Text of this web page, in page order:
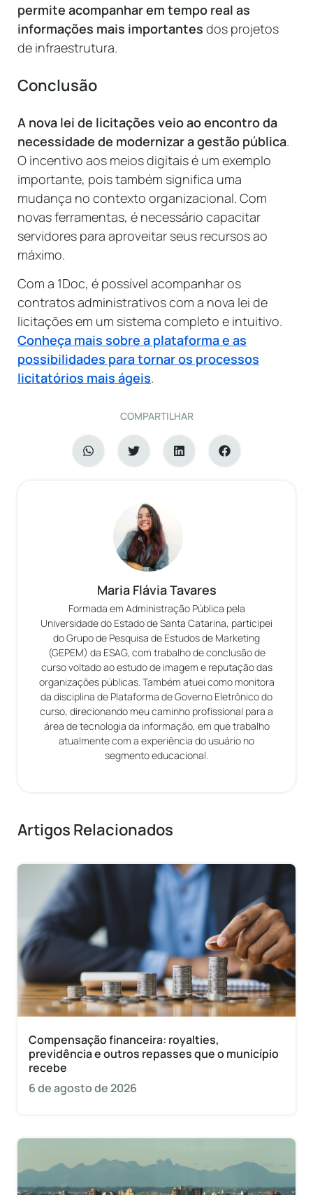
permite acompanhar em tempo real as
informações mais importantes dos projetos
de infraestrutura.
Conclusão
A nova lei de licitações veio ao encontro da
necessidade de modernizar a gestão pública.
O incentivo aos meios digitais é um exemplo
importante, pois também significa uma
mudança no contexto organizacional. Com
novas ferramentas, é necessário capacitar
servidores para aproveitar seus recursos ao
máximo.
Com a 1Doc, é possível acompanhar os
contratos administrativos com a nova lei de
licitações em um sistema completo e intuitivo.
Conheça mais sobre a plataforma e as
possibilidades para tornar os processos
licitatórios mais ágeis.
COMPARTILHAR
Maria Flávia Tavares
Formada em Administração Pública pela
Universidade do Estado de Santa Catarina, participei
do Grupo de Pesquisa de Estudos de Marketing
(GEPEM) da ESAG, com trabalho de conclusão de
curso voltado ao estudo de imagem e reputação das
organizações públicas. Também atuei como monitora
da disciplina de Plataforma de Governo Eletrônico do
curso, direcionando meu caminho profissional para a
área de tecnologia da informação, em que trabalho
atualmente com a experiência do usuário no
segmento educacional.
Artigos Relacionados
Compensação financeira: royalties,
previdência e outros repasses que o município
recebe
6 de agosto de 2026